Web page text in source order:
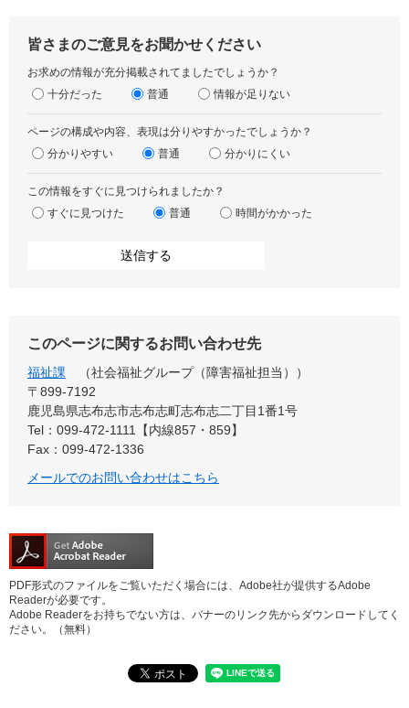
皆さまのご意見をお聞かせください
お求めの情報が充分掲載されてましたでしょうか？
十分だった
普通 情報が足りない
ページの構成や内容、表現は分りやすかったでしょうか？
分かりやすい
普通 分かりにくい
この情報をすぐに見つけられましたか？
すぐに見つけた
普通 時間がかかった
このページに関するお問い合わせ先
福祉課
社会福祉グループ（障害福祉担当）
〒899-7192
鹿児島県志布志市志布志町志布志二丁目1番1号
Tel：099-472-1111【内線857・859】
Fax：099-472-1336
メールでのお問い合わせはこちら
PDF形式のファイルをご覧いただく場合には、Adobe社が提供するAdobe
Readerが必要です。
Adobe Readerをお持ちでない方は、バナーのリンク先からダウンロードしてく
ださい。（無料）